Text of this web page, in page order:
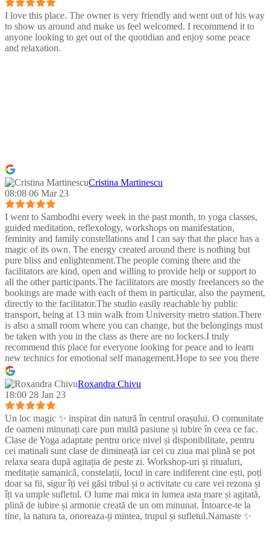
I love this place. The owner is very friendly and went out of his way
to show us around and make us feel welcomed. I recommend it to
anyone looking to get out of the quotidian and enjoy some peace
and relaxation.
Cristina Martinescu
08:08 06 Mar 23
I went to Sambodhi every week in the past month, to yoga classes,
guided meditation, reflexology, workshops on manifestation,
feminity and family constellations and I can say that the place has a
magic of its own. The energy created around there is nothing but
pure bliss and enlightenment.The people coming there and the
facilitators are kind, open and willing to provide help or support to
all the other participants.The facilitators are mostly freelancers so the
bookings are made with each of them in particular, also the payment,
directly to the facilitator.The studio easily reachable by public
transport, being at 13 min walk from University metro station.There
is also a small room where you can change, but the belongings must
be taken with you in the class as there are no lockers.I truly
recommend this place for everyone looking for peace and to learn
new technics for emotional self management.Hope to see you there
:)
Roxandra Chivu
18:00 28 Jan 23
Un loc magic ✨ inspirat din natură în centrul orașului. O comunitate
de oameni minunați care pun multă pasiune și iubire în ceea ce fac.
Clase de Yoga adaptate pentru orice nivel și disponibilitate, pentru
cei matinali sunt clase de dimineață iar cei cu ziua mai plină se pot
relaxa seara după agitația de peste zi. Workshop-uri și ritualuri,
meditație samanică, constelații, locul in care indiferent cine ești, poți
doar sa fii, sigur îți vei găsi tribul și o activitate cu care vei rezona și
îți va umple sufletul. O lume mai mica in lumea asta mare și agitată,
plină de iubire și armonie creată de un om minunat. Întoarce-te la
tine, la natura ta, onoreaza-ți mintea, trupul și sufletul.Namaste ✨